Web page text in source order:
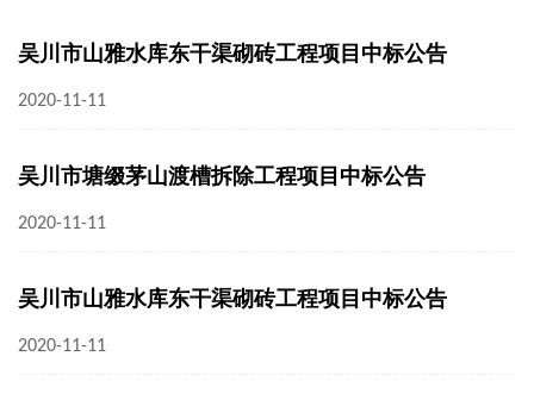
吴川市山雅水库东干渠砌砖工程项目中标公告
2020-11-11
吴川市塘缀茅山渡槽拆除工程项目中标公告
2020-11-11
吴川市山雅水库东干渠砌砖工程项目中标公告
2020-11-11